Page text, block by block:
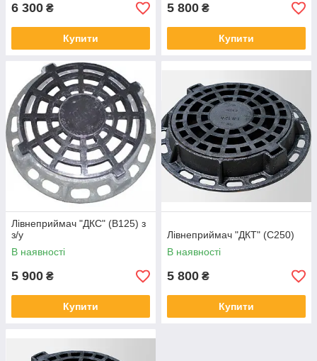
6 300 ₴
Купити
5 800 ₴
Купити
Лівнеприймач "ДКС" (В125) з
з/у
В наявності
5 900 ₴
Купити
Лівнеприймач "ДКТ" (С250)
В наявності
5 800 ₴
Купити